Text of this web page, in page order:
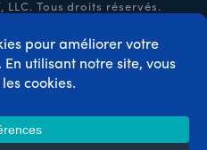
Tous droits réservés.
Remboursements
Conditions
de la FTC
Code